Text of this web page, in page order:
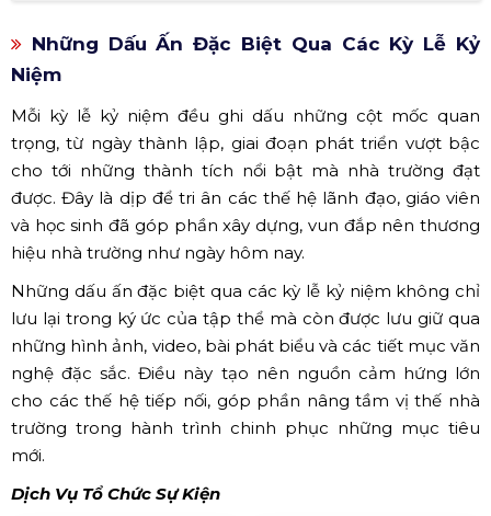
Những Dấu Ấn Đặc Biệt Qua Các Kỳ Lễ Kỷ
Niệm
Mỗi kỳ lễ kỷ niệm đều ghi dấu những cột mốc quan
trọng, từ ngày thành lập, giai đoạn phát triển vượt bậc
cho tới những thành tích nổi bật mà nhà trường đạt
được. Đây là dịp để tri ân các thế hệ lãnh đạo, giáo viên
và học sinh đã góp phần xây dựng, vun đắp nên thương
hiệu nhà trường như ngày hôm nay.
Những dấu ấn đặc biệt qua các kỳ lễ kỷ niệm không chỉ
lưu lại trong ký ức của tập thể mà còn được lưu giữ qua
những hình ảnh, video, bài phát biểu và các tiết mục văn
nghệ đặc sắc. Điều này tạo nên nguồn cảm hứng lớn
cho các thế hệ tiếp nối, góp phần nâng tầm vị thế nhà
trường trong hành trình chinh phục những mục tiêu
mới.
Dịch Vụ Tổ Chức Sự Kiện